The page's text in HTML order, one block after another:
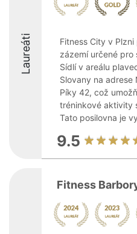
Laureáti
Fitness City v
zázemí určené
Sídlí v areálu
Slovany na adrese
Píky 42, což
tréninkové aktivity
Tato posilovna je
9.5
Fitness